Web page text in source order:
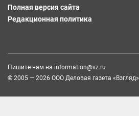
Полная версия сайта
Редакционная политика
Пишите нам на information@vz.ru
© 2005 — 2026 ООО Деловая газета «Взгляд»